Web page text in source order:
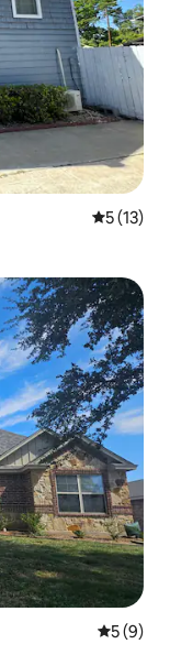
5 (13)
5 (9)